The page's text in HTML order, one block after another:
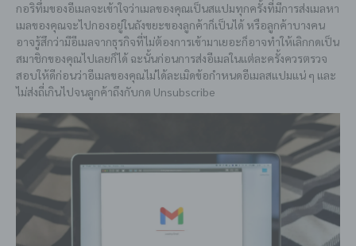
กอริทึ่มของอีเมลจะเข้าใจว่าเมลของคุณเป็นสแปมทุกครั้งที่มีการส่งเมลหา
เมลของคุณจะไปกองอยู่ในถังขยะของลูกค้าก็เป็นได้ หรือลูกค้าบางคน
อาจรู้สึกว่ามีอีเมลจากธุรกิจที่ไม่ต้องการเข้ามาเยอะก็อาจทำให้เลิกกดเป็น
สมาชิกของคุณไปเลยก็ได้ ฉะนั้นก่อนการส่งอีเมลในแต่ละครั้งควรตรวจ
สอบให้ดีก่อนว่าอีเมลของคุณไม่ได้ละเมิดข้อกำหนดอีเมลสแปมแน่ ๆ และ
ไม่ส่งถี่เกินไปจนลูกค้าถึงกับกด Unsubscribe